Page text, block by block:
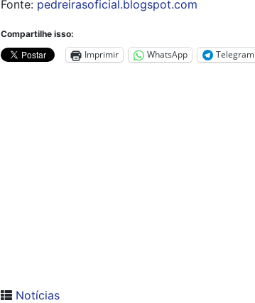
Fonte: pedreirasoficial.blogspot.com
Compartilhe isso:
Imprimir WhatsApp Telegram
Notícias